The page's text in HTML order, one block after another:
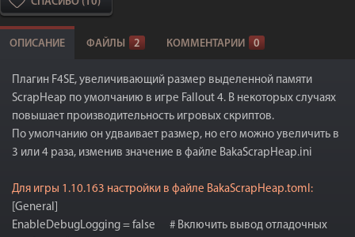
ОПИСАНИЕ ФАЙЛЫ 2 КОММЕНТАРИИ 0
Плагин F4SE, увеличивающий размер выделенной памяти
ScrapHeap по умолчанию в игре Fallout 4. В некоторых случаях
повышает производительность игровых скриптов.
По умолчанию он удваивает размер, но его можно увеличить в
3 или 4 раза, изменив значение в файле BakaScrapHeap.ini
Для игры 1.10.163 настройки в файле BakaScrapHeap.toml:
[General]
EnableDebugLogging = false # Включить вывод отладочных